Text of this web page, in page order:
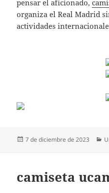
pensar el aficionado,
organiza el Real Madrid
actividades
Publicado
7 de diciembre de 2023
camiseta